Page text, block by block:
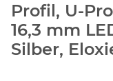
Profil, U-
16,3 mm
Silber,